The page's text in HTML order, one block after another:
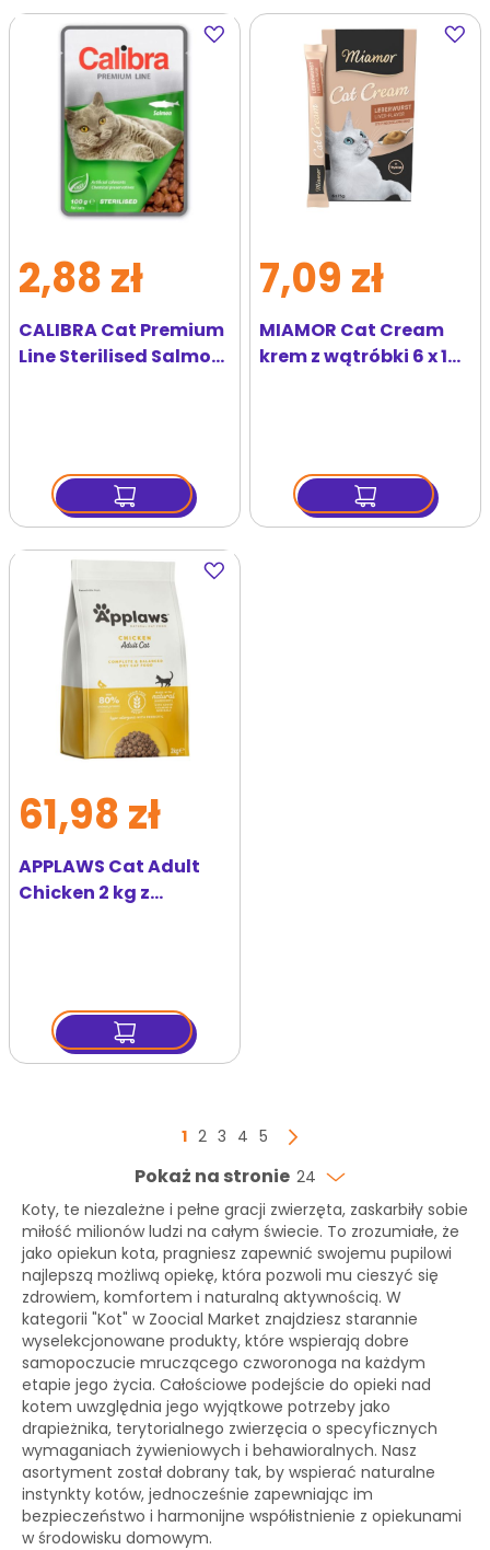
Dodaj
do
CALIBRA Cat Premium
Line Sterilised Salmon
2,88 zł
Dodaj
do
MIAMOR Cat Cream
krem z wątróbki 6 x 15
7,09 zł
Dodaj
do
APPLAWS Cat Adult
Chicken 2 kg z
61,98 zł
Strona
Aktualnie czytasz stronę
1 Strona
2 Strona
3 Strona
4 Strona
5
Pokaż na stronie 24
Koty, te niezależne i pełne gracji zwierzęta, zaskarbiły sobie
miłość milionów ludzi na całym świecie. To zrozumiałe, że
jako opiekun kota, pragniesz zapewnić swojemu pupilowi
najlepszą możliwą opiekę, która pozwoli mu cieszyć się
zdrowiem, komfortem i naturalną aktywnością. W
kategorii "Kot" w Zoocial Market znajdziesz starannie
wyselekcjonowane produkty, które wspierają dobre
samopoczucie mruczącego czworonoga na każdym
etapie jego życia. Całościowe podejście do opieki nad
kotem uwzględnia jego wyjątkowe potrzeby jako
drapieżnika, terytorialnego zwierzęcia o specyficznych
wymaganiach żywieniowych i behawioralnych. Nasz
asortyment został dobrany tak, by wspierać naturalne
instynkty kotów, jednocześnie zapewniając im
bezpieczeństwo i harmonijne współistnienie z opiekunami
w środowisku domowym.